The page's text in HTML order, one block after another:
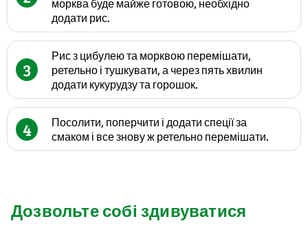
морква буде майже готовою, необхідно
додати рис.
3
Рис з цибулею та морквою перемішати,
ретельно і тушкувати, а через пять хвилин
додати кукурудзу та горошок.
4
Посолити, поперчити і додати спеції за
смаком і все знову ж ретельно перемішати.
Дозвольте собі здивуватися